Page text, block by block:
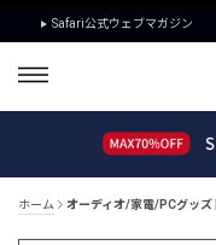
Safari公式ウェブマガジン
ホーム オーディオ/家電/PCグッズ